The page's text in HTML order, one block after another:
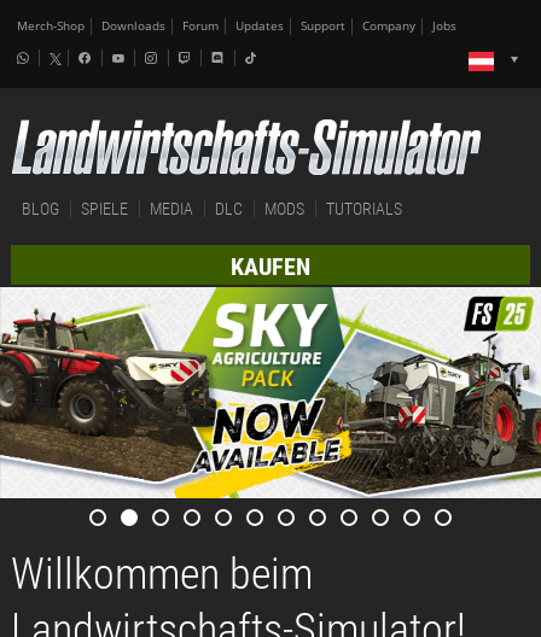
Merch-Shop Downloads Forum Updates Support Company Jobs
BLOG SPIELE MEDIA DLC MODS TUTORIALS
KAUFEN
Willkommen beim